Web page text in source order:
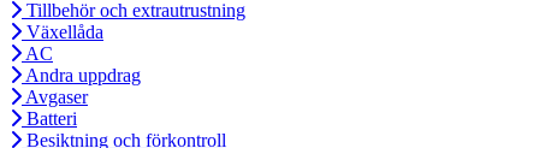
Tillbehör och extrautrustning
Växellåda
AC
Andra uppdrag
Avgaser
Batteri
Besiktning och förkontroll